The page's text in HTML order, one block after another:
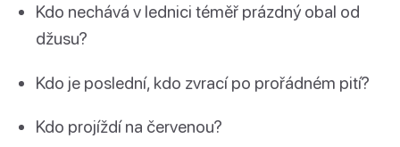
Kdo nechává v lednici téměř prázdný obal od
džusu?
Kdo je poslední, kdo zvrací po prořádném pití?
Kdo projíždí na červenou?